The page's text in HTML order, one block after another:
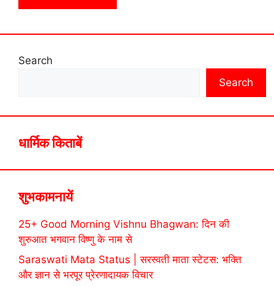
Search
Search
धार्मिक किताबें
शुभकामनायें
25+ Good Morning Vishnu Bhagwan: दिन की
शुरुआत भगवान विष्णु के नाम से
Saraswati Mata Status | सरस्वती माता स्टेटस: भक्ति
और ज्ञान से भरपूर प्रेरणादायक विचार